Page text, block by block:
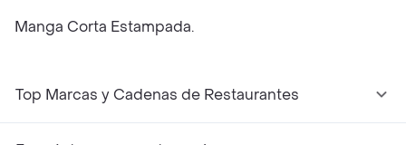
Manga Corta Estampada.
Top Marcas y Cadenas de Restaurantes